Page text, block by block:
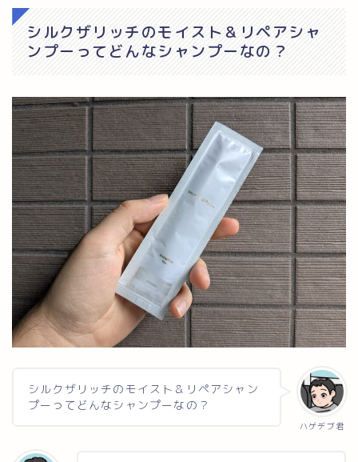
シルクザリッチのモイスト＆リペアシャ
ンプーってどんなシャンプーなの？
ハゲデブ君
シルクザリッチのモイスト＆リペアシャン
プーってどんなシャンプーなの？